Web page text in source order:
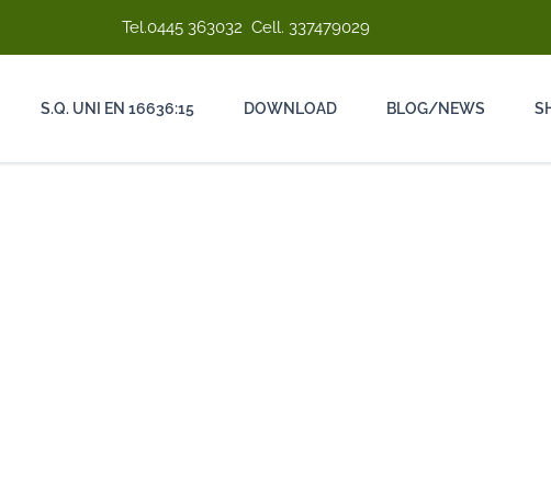
Tel.0445 363032 Cell. 337479029
S.Q. UNI EN 16636:15 DOWNLOAD BLOG/NEWS